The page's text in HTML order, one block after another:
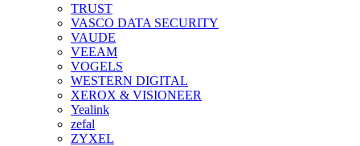
TRUST
VASCO DATA SECURITY
VAUDE
VEEAM
VOGELS
WESTERN DIGITAL
XEROX & VISIONEER
Yealink
zefal
ZYXEL